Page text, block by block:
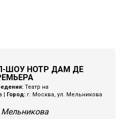
ШОУ НОТР ДАМ ДЕ
Театр на
Город: г. Москва, ул. Мельникова
Мельникова